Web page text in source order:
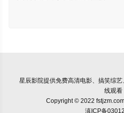
星辰影院提供免费高清电影、搞笑综
线观看
Copyright © 2022
滇ICP备